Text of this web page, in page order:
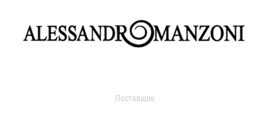
Поставщик